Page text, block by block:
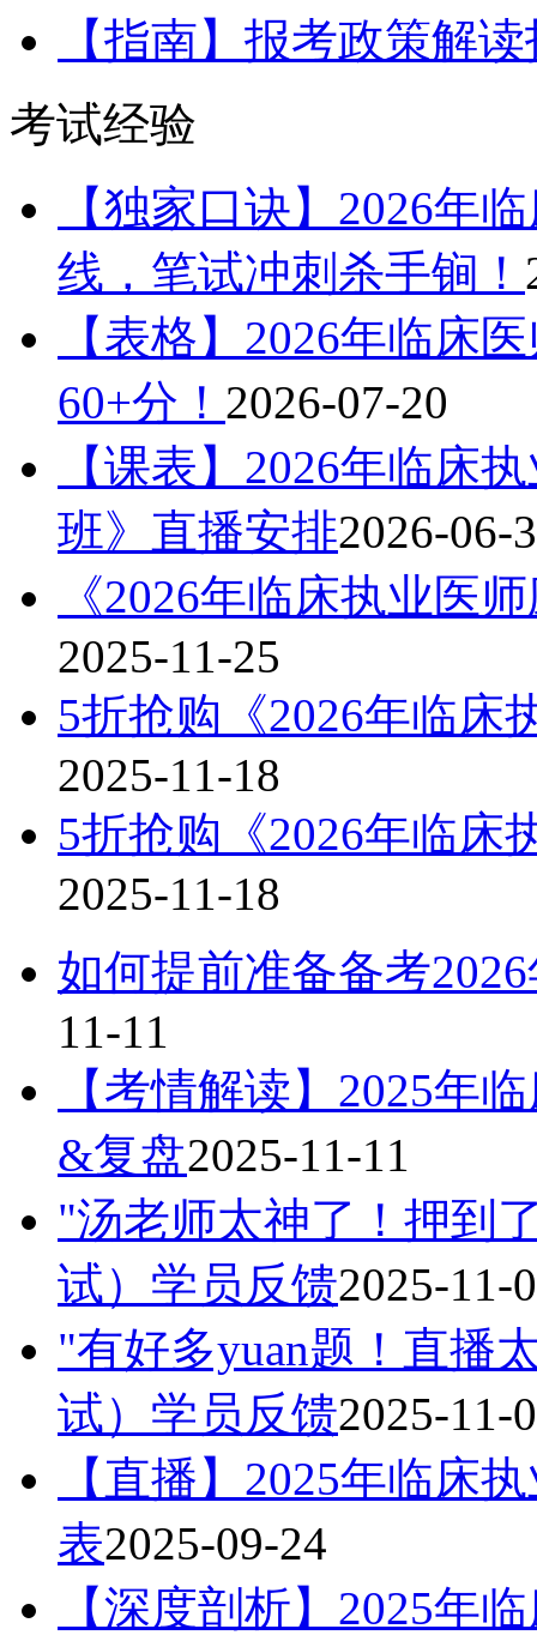
【指南】报考政策解
考试经验
【独家口诀】2026年
线，笔试冲刺杀手锏！
【表格】2026年临床
60+分！ 2026-07-20
【课表】2026年临床
班》直播安排2026-06-
《2026年临床执业医
2025-11-25
5折抢购《2026年临床
2025-11-18
5折抢购《2026年临床
2025-11-18
如何提前准备备考
11-11
【考情解读】2025年
&复盘2025-11-11
"汤老师太神了！押到
试）学员反馈2025-11-
"有好多yuan题！直播
试）学员反馈2025-11-
【直播】2025年临床
表2025-09-24
【深度剖析】2025年